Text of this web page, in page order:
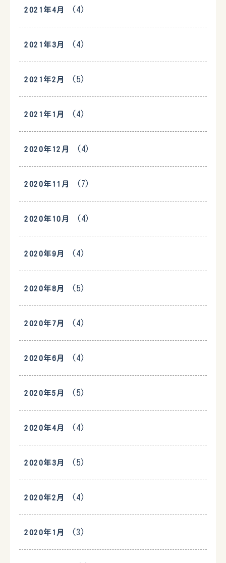
2021年4月 (4)
2021年3月 (4)
2021年2月 (5)
2021年1月 (4)
2020年12月 (4)
2020年11月 (7)
2020年10月 (4)
2020年9月 (4)
2020年8月 (5)
2020年7月 (4)
2020年6月 (4)
2020年5月 (5)
2020年4月 (4)
2020年3月 (5)
2020年2月 (4)
2020年1月 (3)